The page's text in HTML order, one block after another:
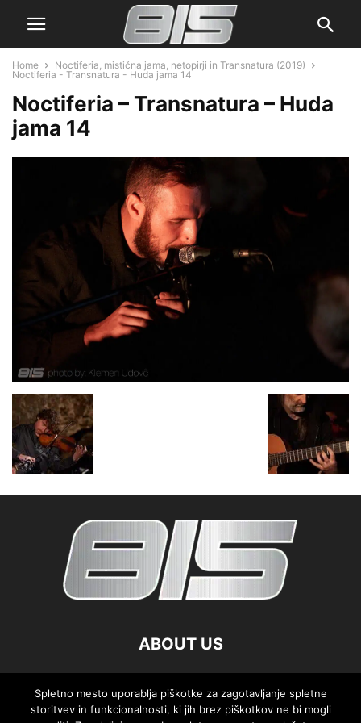
Home
Noctiferia, mistična jama, netopirji in Transnatura (2019)
Noctiferia - Transnatura - Huda jama 14
Noctiferia – Transnatura – Huda
jama 14
ABOUT US
FOLLOW US
Spletno mesto uporablja piškotke za zagotavljanje spletne
storitvev in funkcionalnosti, ki jih brez piškotkov ne bi mogli